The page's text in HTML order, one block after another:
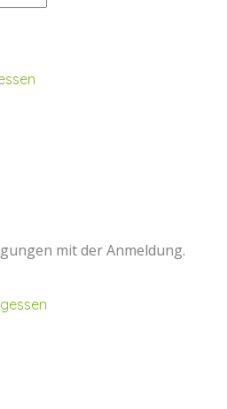
mit der Anmeldung.